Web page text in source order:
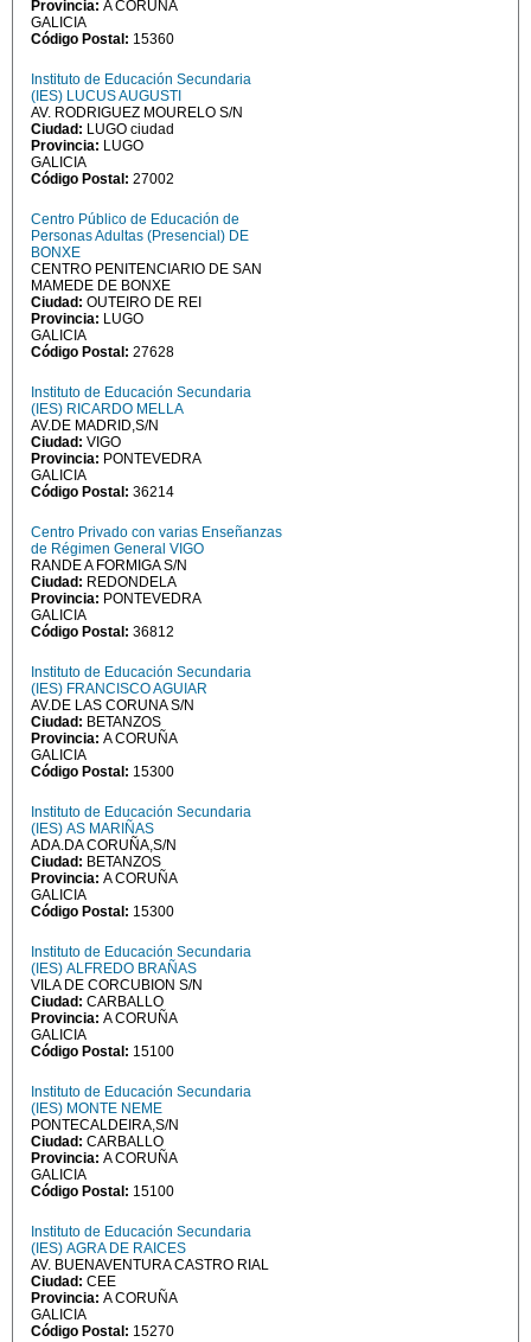
Provincia: A CORUÑA
GALICIA
Código Postal: 15360
Instituto de Educación Secundaria
(IES) LUCUS AUGUSTI
AV. RODRIGUEZ MOURELO S/N
Ciudad: LUGO ciudad
Provincia: LUGO
GALICIA
Código Postal: 27002
Centro Público de Educación de
Personas Adultas (Presencial) DE
BONXE
CENTRO PENITENCIARIO DE SAN
MAMEDE DE BONXE
Ciudad: OUTEIRO DE REI
Provincia: LUGO
GALICIA
Código Postal: 27628
Instituto de Educación Secundaria
(IES) RICARDO MELLA
AV.DE MADRID,S/N
Ciudad: VIGO
Provincia: PONTEVEDRA
GALICIA
Código Postal: 36214
Centro Privado con varias Enseñanzas
de Régimen General VIGO
RANDE A FORMIGA S/N
Ciudad: REDONDELA
Provincia: PONTEVEDRA
GALICIA
Código Postal: 36812
Instituto de Educación Secundaria
(IES) FRANCISCO AGUIAR
AV.DE LAS CORUNA S/N
Ciudad: BETANZOS
Provincia: A CORUÑA
GALICIA
Código Postal: 15300
Instituto de Educación Secundaria
(IES) AS MARIÑAS
ADA.DA CORUÑA,S/N
Ciudad: BETANZOS
Provincia: A CORUÑA
GALICIA
Código Postal: 15300
Instituto de Educación Secundaria
(IES) ALFREDO BRAÑAS
VILA DE CORCUBION S/N
Ciudad: CARBALLO
Provincia: A CORUÑA
GALICIA
Código Postal: 15100
Instituto de Educación Secundaria
(IES) MONTE NEME
PONTECALDEIRA,S/N
Ciudad: CARBALLO
Provincia: A CORUÑA
GALICIA
Código Postal: 15100
Instituto de Educación Secundaria
(IES) AGRA DE RAICES
AV. BUENAVENTURA CASTRO RIAL
Ciudad: CEE
Provincia: A CORUÑA
GALICIA
Código Postal: 15270